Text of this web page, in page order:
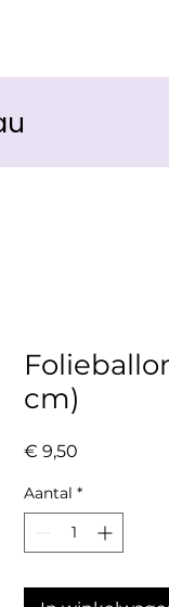
cm)
€ 9,50
Aantal *